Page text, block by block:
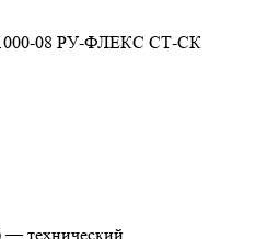
08 РУ-ФЛЕКС СТ-СК
технический